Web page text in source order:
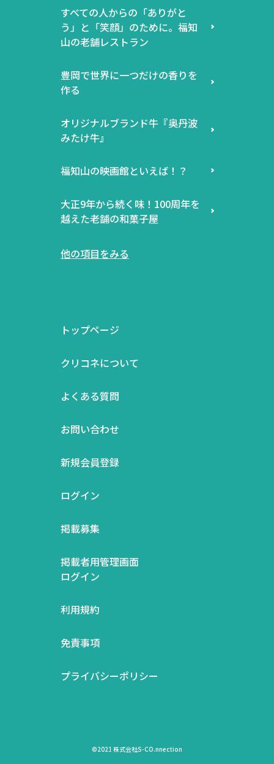
すべての人からの「ありがと
う」と「笑顔」のために。福知
山の老舗レストラン
豊岡で世界に一つだけの香りを
作る
オリジナルブランド牛『奥丹波
みたけ牛』
福知山の映画館といえば！？
大正9年から続く味！100周年を
越えた老舗の和菓子屋
他の項目をみる
トップページ
クリコネについて
よくある質問
お問い合わせ
新規会員登録
ログイン
掲載募集
掲載者用管理画面
ログイン
利用規約
免責事項
プライバシーポリシー
©2021 株式会社S-CO.nnection